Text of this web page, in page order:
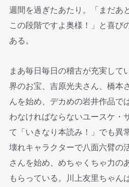
週間を過ぎたあたり。「まだあ
この段階ですよ奥様！」と喜び
ある。
まあ毎日毎日の稽古が充実して
界のお宝、吉原光夫さん、橋本
んを始め、デカめの岩井作品で
わなければならないユースケ・
て「いきなり本読み！」でも異
壊れキャラクターで八面六臂の
さんを始め、めちゃくちゃ力の
もらっている。川上友里ちゃん